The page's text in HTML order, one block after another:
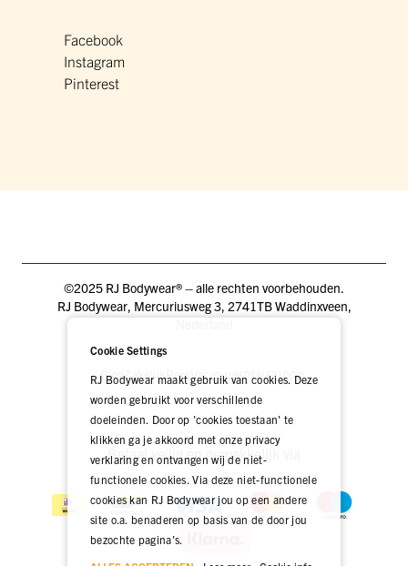
Facebook
Instagram
Pinterest
©2025 RJ Bodywear® – alle rechten voorbehouden.
RJ Bodywear, Mercuriusweg 3, 2741TB Waddinxveen,
BlogZakelijkPers VacaturesDEALER LOGIN
Betaal veilig én gemakkelijk via
Cookie Settings
RJ Bodywear maakt gebruik van cookies. Deze
worden gebruikt voor verschillende
doeleinden. Door op 'cookies toestaan' te
klikken ga je akkoord met onze privacy
verklaring en ontvangen wij de niet-
functionele cookies. Via deze niet-functionele
cookies kan RJ Bodywear jou op een andere
site o.a. benaderen op basis van de door jou
bezochte pagina's.